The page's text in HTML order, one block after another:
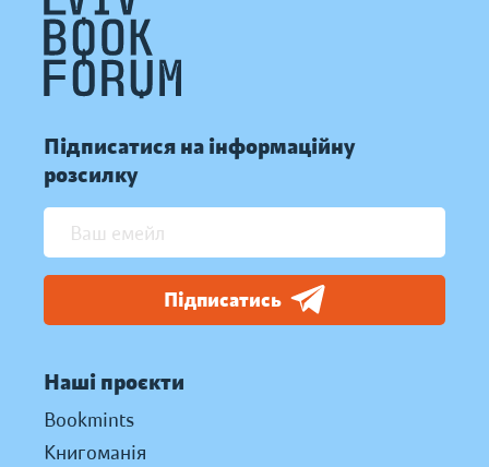
Підписатися на інформаційну
розсилку
Підписатись
Наші проєкти
Bookmints
Книгоманія